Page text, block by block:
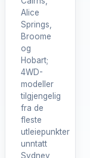
Alice
Springs,
Broome
og
Hobart;
4WD-
modeller
tilgjengelig
fra de
fleste
utleiepunkter
unntatt
Sydney